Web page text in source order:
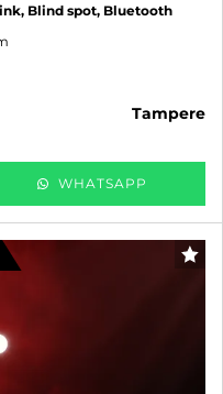
Blind spot, Bluetooth
tampere
WHATSAPP